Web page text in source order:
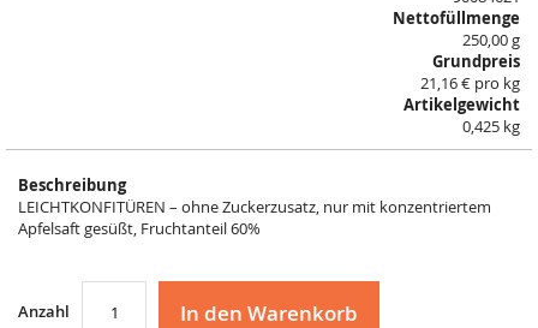
Nettofüllmenge
250,00 g
Grundpreis
21,16 € pro kg
Artikelgewicht
0,425 kg
Beschreibung
LEICHTKONFITÜREN – ohne Zuckerzusatz, nur mit konzentriertem
Apfelsaft gesüßt, Fruchtanteil 60%
Anzahl In den Warenkorb